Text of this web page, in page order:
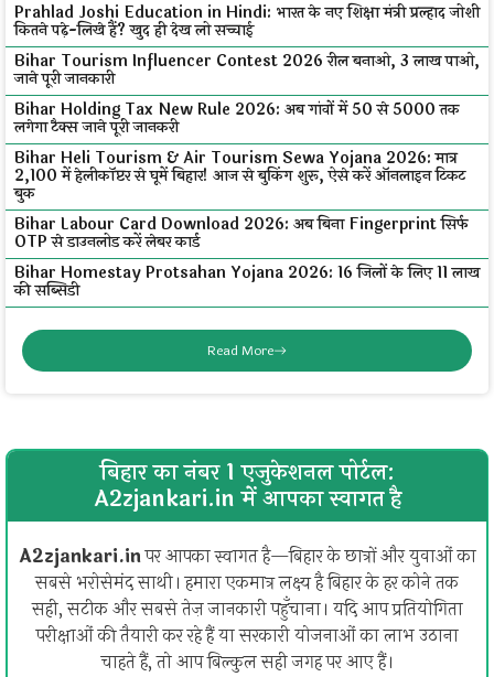
Prahlad Joshi Education in Hindi: भारत के नए शिक्षा मंत्री प्रल्हाद जोशी
कितने पढ़े-लिखे हैं? खुद ही देख लो सच्चाई
Bihar Tourism Influencer Contest 2026 रील बनाओ, ₹3 लाख पाओ,
जाने पूरी जानकारी
Bihar Holding Tax New Rule 2026: अब गांवों में ₹50 से ₹5000 तक
लगेगा टैक्स जाने पूरी जानकरी
Bihar Heli Tourism & Air Tourism Sewa Yojana 2026: मात्र
₹2,100 में हेलीकॉप्टर से घूमें बिहार! आज से बुकिंग शुरू, ऐसे करें ऑनलाइन टिकट
बुक
Bihar Labour Card Download 2026: अब बिना Fingerprint सिर्फ
OTP से डाउनलोड करें लेबर कार्ड
Bihar Homestay Protsahan Yojana 2026: 16 जिलों के लिए ₹11 लाख
की सब्सिडी
Read More
बिहार का नंबर 1 एजुकेशनल पोर्टल:
A2zjankari.in में आपका स्वागत है
A2zjankari.inपर आपका स्वागत है—बिहार के छात्रों और युवाओं का
सबसे भरोसेमंद साथी। हमारा एकमात्र लक्ष्य है बिहार के हर कोने तक
सही, सटीक और सबसे तेज़ जानकारी पहुँचाना। यदि आप प्रतियोगिता
परीक्षाओं की तैयारी कर रहे हैं या सरकारी योजनाओं का लाभ उठाना
चाहते हैं, तो आप बिल्कुल सही जगह पर आए हैं।